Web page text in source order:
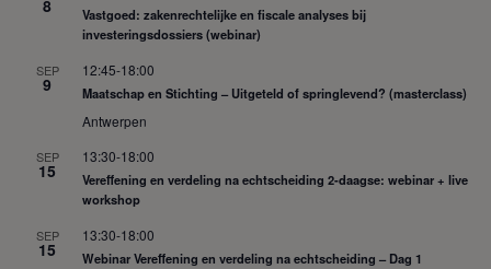
8
Vastgoed: zakenrechtelijke en fiscale analyses bij
investeringsdossiers (webinar)
SEP
9
12:45-18:00
Maatschap en Stichting – Uitgeteld of springlevend? (masterclass)
Antwerpen
SEP
15
13:30-18:00
Vereffening en verdeling na echtscheiding 2-daagse: webinar + live
workshop
SEP
15
13:30-18:00
Webinar Vereffening en verdeling na echtscheiding – Dag 1